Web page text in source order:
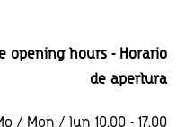
opening hours - Horario
de apertura
/ Mon / lun 10.00 - 17.00